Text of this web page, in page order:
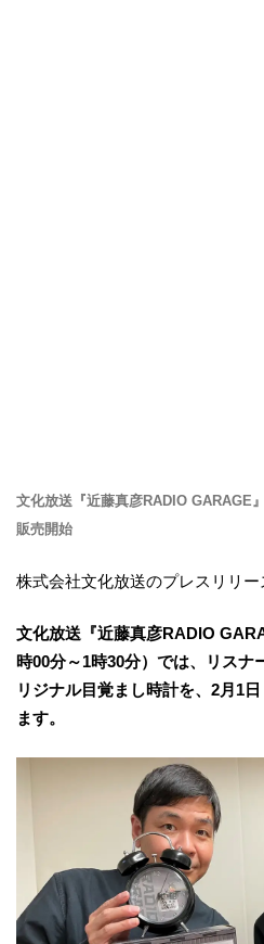
文化放送『近藤真彦RADIO GARAGE
販売開始
株式会社文化放送のプレスリリー
文化放送『近藤真彦RADIO
時00分～1時30分）では、リスナ
リジナル目覚まし時計を、2月1
ます。